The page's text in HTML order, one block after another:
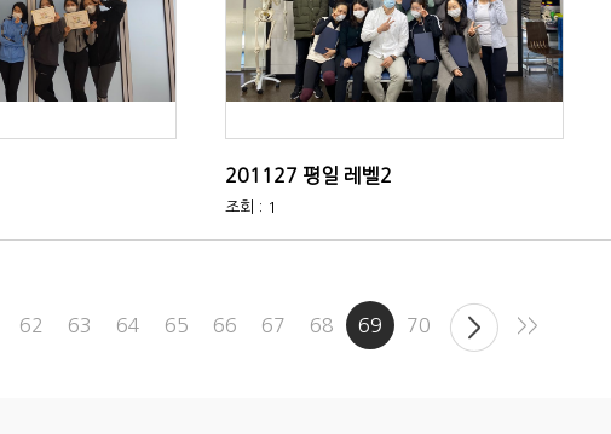
201127 평일 레벨2
조회 : 1
62 63 64 65 66 67 68 69 70 >>